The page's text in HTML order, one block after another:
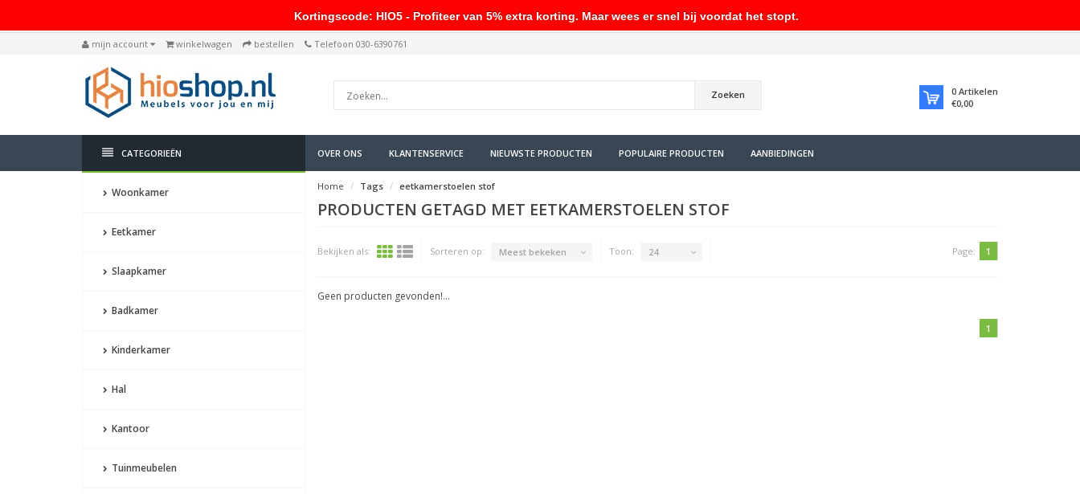
mijn account winkelwagen bestellen Telefoon 030-6390761
Zoeken 0 Artikelen
€0,00
CATEGORIEËN OVER ONS KLANTENSERVICE NIEUWSTE PRODUCTEN POPULAIRE PRODUCTEN AANBIEDINGEN
Woonkamer
Eetkamer
Slaapkamer
Badkamer
Kinderkamer
Hal
Kantoor
Tuinmeubelen
Home Tags eetkamerstoelen stof
PRODUCTEN GETAGD MET EETKAMERSTOELEN STOF
Bekijken als: Sorteren op: Meest bekeken Toon: 24 Page: 1
Geen producten gevonden!...
1
Kortingscode: HIO5 - Profiteer van 5% extra korting. Maar wees er snel bij voordat het stopt.